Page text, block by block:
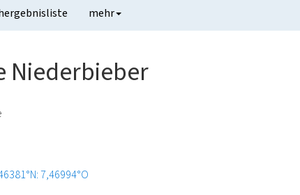
mehr
Niederbieber
7,46994°O